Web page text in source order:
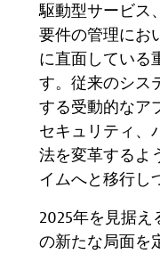
駆動型サービス
要件の管理にお
に直面している
す。従来のシス
する受動的なア
セキュリティ、
法を変革するよ
イムへと移行し
2025年を見据え
の新たな局面を